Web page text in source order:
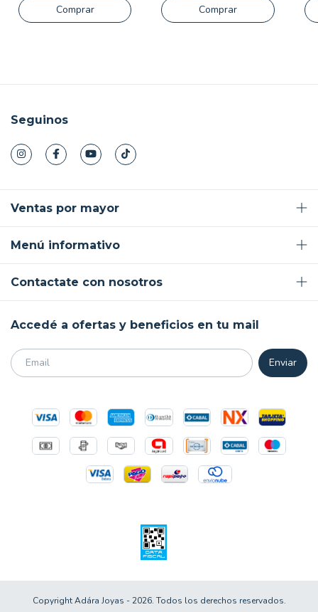
Seguinos
Ventas por mayor
Menú informativo
Contactate con nosotros
Accedé a ofertas y beneficios en tu mail
Copyright Adára Joyas - 2026. Todos los derechos reservados.